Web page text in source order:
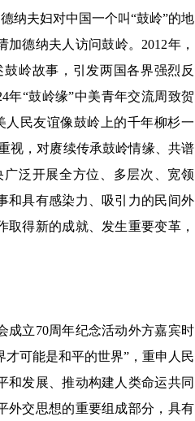
纳夫妇对中国一个叫“鼓岭”的地
德纳夫人访问鼓岭。2012年，
岭故事，引发两国各界强烈反
年“鼓岭缘”中美青年交流周致贺
民友谊像鼓岭上的千年柳杉一
视，对赓续传承鼓岭情缘、共谱
泛开展全方位、多层次、宽领
和具有感染力、吸引力的民间外
得新的成就、发生重要变革，
立70周年纪念活动外方嘉宾时
可能是和平的世界”，重申人民
和发展、推动构建人类命运共同
外交思想的重要组成部分，具有